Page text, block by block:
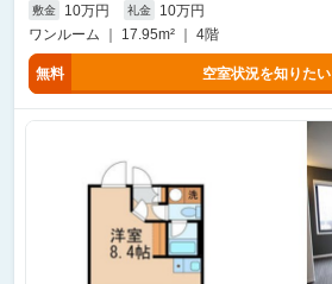
敷金 10万円 礼金
10万円
ワンルーム ｜ 17.95m² ｜ 4階
無料 空室状況を知りたい